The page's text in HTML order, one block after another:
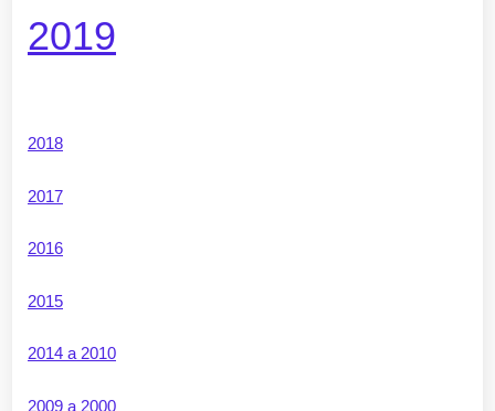
2019
2018
2017
2016
2015
2014 a 2010
2009 a 2000